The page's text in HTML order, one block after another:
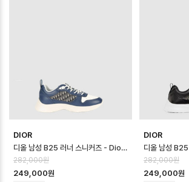
DIOR
디올 남성 B25 러너 스니커즈 - Dior Mens B25 Runner Sneaker -…
282,000원
249,000원
DIOR
282,000원
249,000원